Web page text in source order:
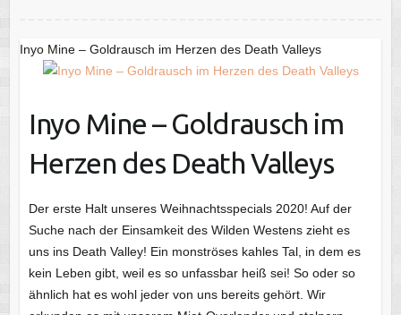
Inyo Mine – Goldrausch im Herzen des Death Valleys
Inyo Mine – Goldrausch im
Herzen des Death Valleys
Der erste Halt unseres Weihnachtsspecials 2020! Auf der
Suche nach der Einsamkeit des Wilden Westens zieht es
uns ins Death Valley! Ein monströses kahles Tal, in dem es
kein Leben gibt, weil es so unfassbar heiß sei! So oder so
ähnlich hat es wohl jeder von uns bereits gehört. Wir